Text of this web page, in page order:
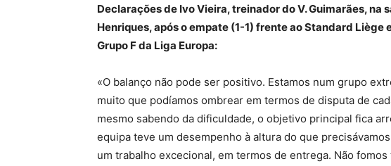
Declarações de Ivo Vieira, treinador do V. Guimarães, na
Henriques, após o empate (1-1) frente ao Standard Liège
Grupo F da Liga Europa:
«O balanço não pode ser positivo. Estamos num grupo
muito que podíamos ombrear em termos de disputa de
mesmo sabendo da dificuldade, o objetivo principal fica
equipa teve um desempenho à altura do que
um trabalho excecional, em termos de entrega. Não